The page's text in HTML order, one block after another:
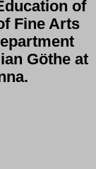
of
Fine Arts
Göthe at
.